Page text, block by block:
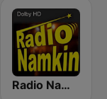
Radio Namkin